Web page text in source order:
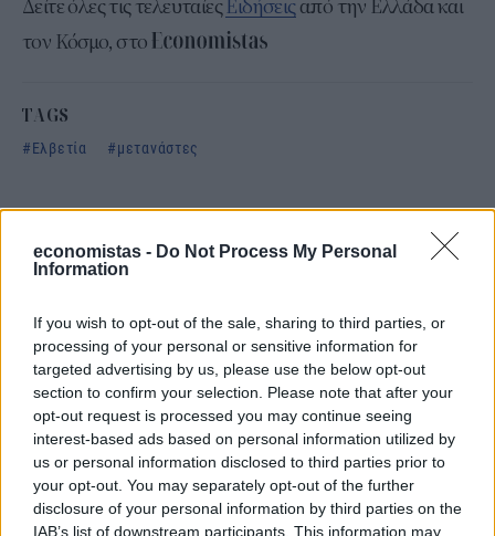
economistas - Do Not Process My Personal
Information
If you wish to opt-out of the sale, sharing to third parties, or
processing of your personal or sensitive information for
targeted advertising by us, please use the below opt-out
section to confirm your selection. Please note that after your
opt-out request is processed you may continue seeing
interest-based ads based on personal information utilized by
us or personal information disclosed to third parties prior to
your opt-out. You may separately opt-out of the further
disclosure of your personal information by third parties on the
IAB’s list of downstream participants. This information may
Δείτε όλες τις τελευταίεςΕιδήσειςαπό την Ελλάδα και
τον Κόσμο, στο
TAGS
Ελβετία
μετανάστες
ΣΧΕΤΙΚΑ